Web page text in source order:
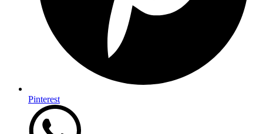
Pinterest